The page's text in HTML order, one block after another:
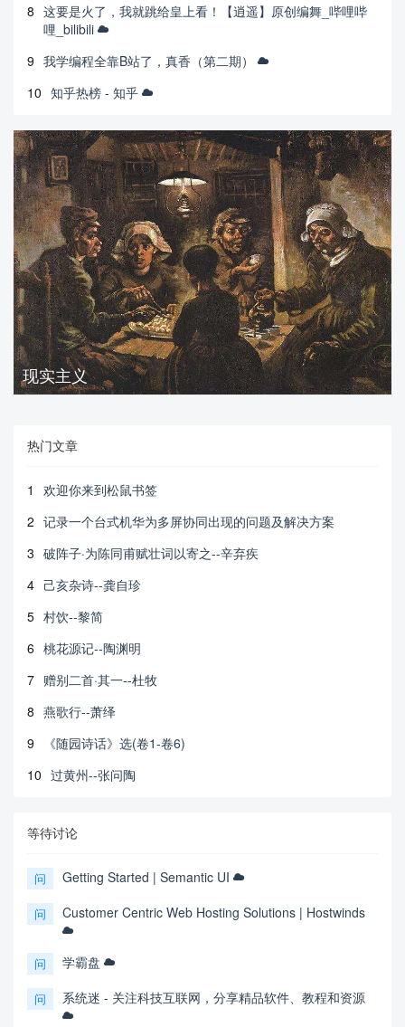
8 这要是火了，我就跳给皇上看！【逍遥】原创编舞_哔哩哔
哩_bilibili
9 我学编程全靠B站了，真香（第二期）
10 知乎热榜 - 知乎
现实主义
热门文章
1
欢迎你来到松鼠书签
2 记录一个台式机华为多屏协同出现的问题及解决方案
3 破阵子·为陈同甫赋壮词以寄之--辛弃疾
4 己亥杂诗--龚自珍
5 村饮--黎简
6 桃花源记--陶渊明
7 赠别二首·其一--杜牧
8 燕歌行--萧绎
9
《随园诗话》选(卷1-卷6)
10 过黄州--张问陶
等待讨论
问 Getting Started | Semantic UI
问 Customer Centric Web Hosting Solutions | Hostwinds
问 学霸盘
问 系统迷 - 关注科技互联网，分享精品软件、教程和资源